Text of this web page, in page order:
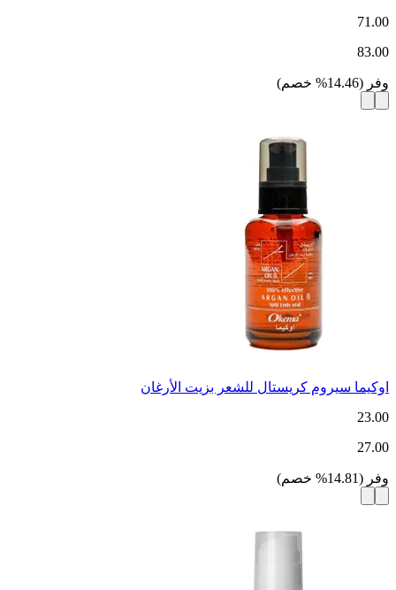
71.00
83.00
وفر (
14.46
% خصم)
اوكيما سيروم كريستال للشعر بزيت الأرغان
23.00
27.00
وفر (
14.81
% خصم)